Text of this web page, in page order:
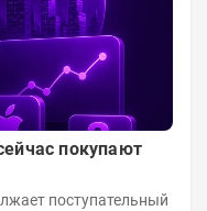
покупают
поступательный